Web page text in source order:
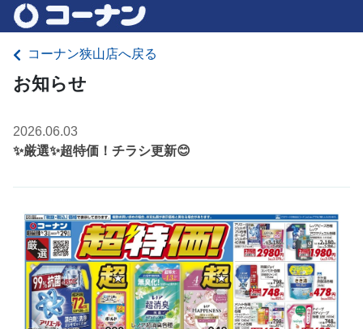
コーナン狭山店へ戻る
お知らせ
2026.06.03
✨厳選✨超特価！チラシ更新😊